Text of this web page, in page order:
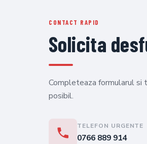
CONTACT RAPID
Solicita
Completeaza formularul si
posibil.
TELEFON URGENTE
0766 889 914